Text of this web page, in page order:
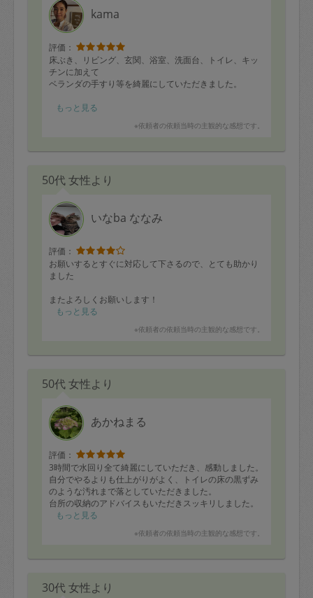
西京焼きも入れて高級和食弁当になりました♡
またよろしくお願いします。
kama
評価：
床ぶき、リビング、玄関、浴室、洗面台、トイレ、キッ
チンに加えて
ベランダの手すり等を綺麗にしていただきました。
今回もありがとうございました！
もっと見る
※依頼者の依頼当時の主観的な感想です。
50代 女性より
いなba ななみ
評価：
お願いするとすぐに対応して下さるので、とても助かり
ました
またよろしくお願いします！
もっと見る
※依頼者の依頼当時の主観的な感想です。
50代 女性より
あかねまる
評価：
3時間で水回り全て綺麗にしていただき、感動しました。
自分でやるよりも仕上がりがよく、トイレの床の黒ずみ
のような汚れまで落としていただきました。
台所の収納のアドバイスもいただきスッキリしました。
またお願いしようと思います。
もっと見る
※依頼者の依頼当時の主観的な感想です。
30代 女性より